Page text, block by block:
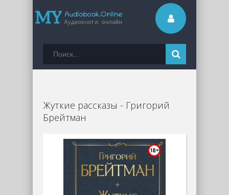
Жуткие рассказы - Григорий
Брейтман